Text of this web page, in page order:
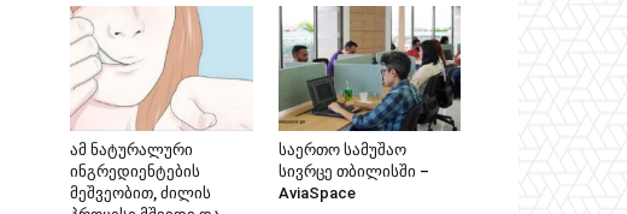
ამ ნატურალური
ინგრედიენტების
მეშვეობით, ძილის
საერთო სამუშაო
სივრცე თბილისში –
AviaSpace